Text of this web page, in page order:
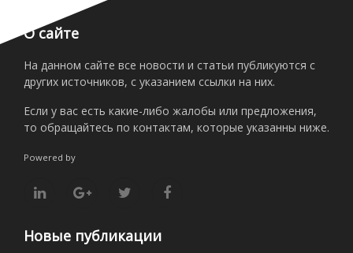
О сайте
На данном сайте все новости и статьи публикуются с
других источников, с указанием ссылки на них.
Если у вас есть какие-либо жалобы или предложения,
то обращайтесь по контактам, которые указанны ниже.
Powered by
Новые публикации